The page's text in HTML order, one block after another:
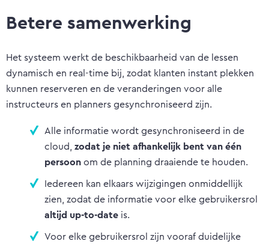
Betere samenwerking
Het systeem werkt de beschikbaarheid van de lessen
dynamisch en real-time bij, zodat klanten instant plekken
kunnen reserveren en de veranderingen voor alle
instructeurs en planners gesynchroniseerd zijn.
Alle informatie wordt gesynchroniseerd in de
cloud, zodat je niet afhankelijk bent van één
persoonom de planning draaiende te houden.
Iedereen kan elkaars wijzigingen onmiddellijk
zien, zodat de informatie voor elke gebruikersrol
altijd up-to-date is.
Voor elke gebruikersrol zijn vooraf duidelijke